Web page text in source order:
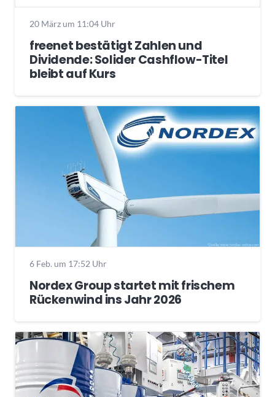
20 März um 11:04 Uhr
freenet bestätigt Zahlen und
Dividende: Solider Cashflow-Titel
bleibt auf Kurs
6 Feb. um 17:52 Uhr
Nordex Group startet mit frischem
Rückenwind ins Jahr 2026